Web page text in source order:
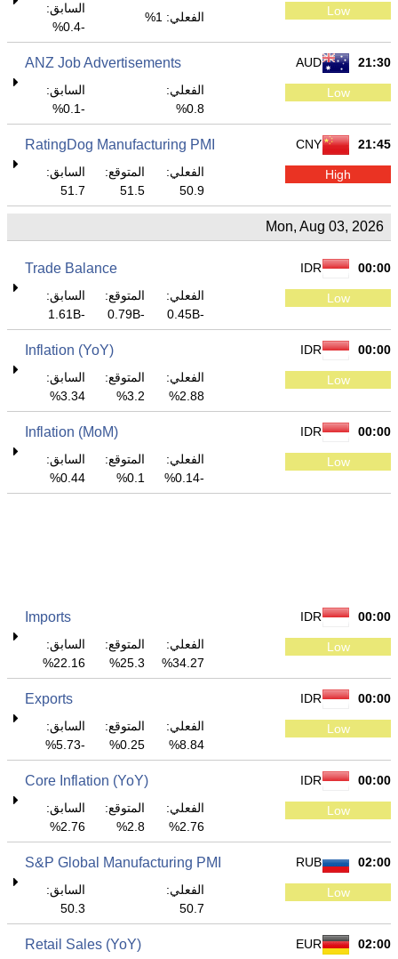
Low الفعلي: 1%
السابق:
-0.4%
21:30
AUD
ANZ Job Advertisements
Low
الفعلي:
0.8%
السابق:
-0.1%
21:45
CNY
RatingDog Manufacturing PMI
High
الفعلي:
50.9
المتوقع:
51.5
السابق:
51.7
Mon, Aug 03, 2026
00:00
IDR
Trade Balance
Low
الفعلي:
-0.45B
المتوقع:
-0.79B
السابق:
-1.61B
00:00
IDR
Inflation (YoY)
Low
الفعلي:
2.88%
المتوقع:
3.2%
السابق:
3.34%
00:00
IDR
Inflation (MoM)
Low
الفعلي:
-0.14%
المتوقع:
0.1%
السابق:
0.44%
00:00
IDR
Imports
Low
الفعلي:
34.27%
المتوقع:
25.3%
السابق:
22.16%
00:00
IDR
Exports
Low
الفعلي:
8.84%
المتوقع:
0.25%
السابق:
-5.73%
00:00
IDR
Core Inflation (YoY)
Low
الفعلي:
2.76%
المتوقع:
2.8%
السابق:
2.76%
02:00
RUB
S&P Global Manufacturing PMI
Low
الفعلي:
50.7
السابق:
50.3
02:00
EUR
Retail Sales (YoY)